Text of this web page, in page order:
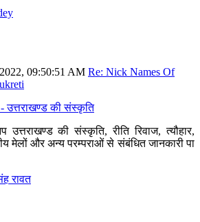
09:50:51 AM Re: Nick Names Of
उत्तराखण्ड की संस्कृति
की संस्कृति, रीति रिवाज, त्यौहार,
मेलों और अन्य परम्पराओं से संबंधित जानकारी पा
रावत